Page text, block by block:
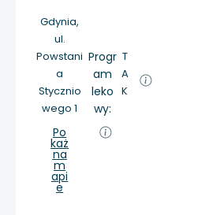
Gdynia,
ul.
Powstani
a
Stycznio
wego 1
Po
każ
na
m
api
e
Progr
am
leko
wy:
T
A
K